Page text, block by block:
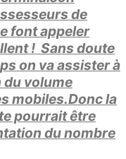
de
font appeler
! Sans doute
on va assister à
volume
mobiles.Donc la
pourrait être
du nombre